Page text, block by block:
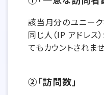
該当月分のユニー
同じ人（IP アドレス
てもカウントされませ
②「訪問数」